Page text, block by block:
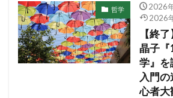
哲学
2026
2026
【終
晶子『
学』
入門
心者大